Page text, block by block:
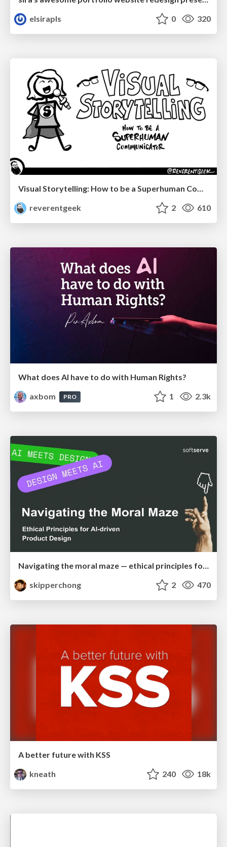
elsirapls
0 320
reverentgeek
2 610
What does AI have to do with Human Rights?
axbom
PRO 1 2.3k
Navigating the moral maze — ethical principles for Al-driven product design
skipperchong
2 470
A better future with KSS
kneath
240 18k